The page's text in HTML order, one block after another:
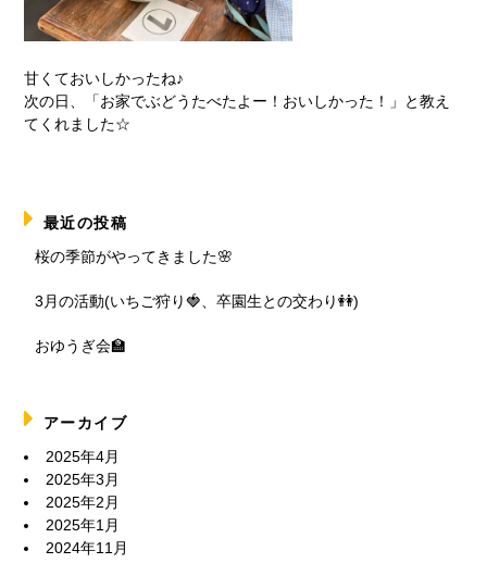
甘くておいしかったね♪
次の日、「お家でぶどうたべたよー！おいしかった！」と教え
てくれました☆
最近の投稿
桜の季節がやってきました🌸
3月の活動(いちご狩り🍓、卒園生との交わり👭)
おゆうぎ会🏫
アーカイブ
2025年4月
2025年3月
2025年2月
2025年1月
2024年11月